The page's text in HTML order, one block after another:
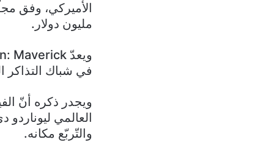
مليون دولار.
في شباك
العالمي
والتّربّع مكانه.